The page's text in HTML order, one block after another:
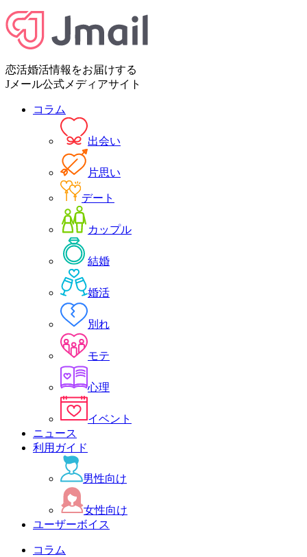
恋活婚活情報をお届けする
Jメール公式メディアサイト
コラム
出会い
片思い
デート
カップル
結婚
婚活
別れ
モテ
心理
イベント
ニュース
利用ガイド
男性向け
女性向け
ユーザーボイス
コラム